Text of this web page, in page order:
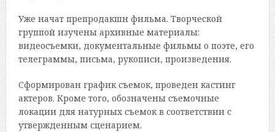
Уже начат препродакшн фильма. Творческой
группой изучены архивные материалы:
видеосъемки, документальные фильмы о поэте, его
телеграммы, письма, рукописи, произведения.
Сформирован график съемок, проведен кастинг
актеров. Кроме того, обозначены съемочные
локации для натурных съемок в соответствии с
утвержденным сценарием.